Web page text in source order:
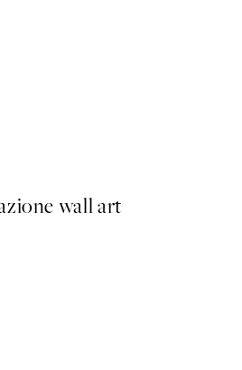
wall art